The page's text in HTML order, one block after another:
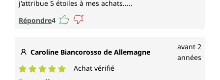
j'attribue 5 étoiles à mes achats.....
Répondre4
Caroline Biancorosso de Allemagne
avant 2
années
Achat vérifié